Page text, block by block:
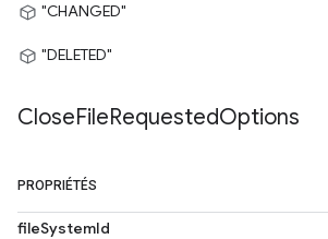
"CHANGED"
"DELETED"
CloseFileRequestedOptions
PROPRIÉTÉS
fileSystemId